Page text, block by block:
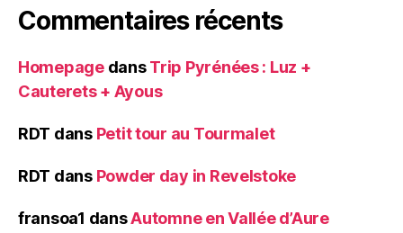
Commentaires récents
HomepagedansTrip Pyrénées : Luz +
Cauterets + Ayous
RDT dans Petit tour au Tourmalet
RDT dans Powder day in Revelstoke
fransoa1 dansAutomne en Vallée d’Aure